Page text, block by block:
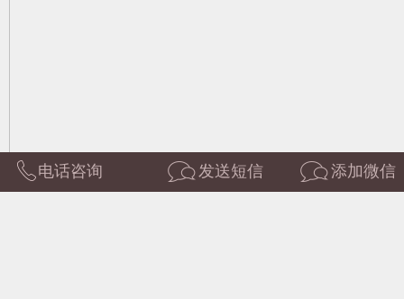
电话咨询 发送短信 添加微信